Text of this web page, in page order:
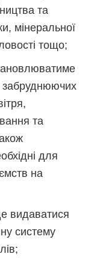
та
мінеральної
тощо;
забруднюючих
та
для
на
видаватися
систему